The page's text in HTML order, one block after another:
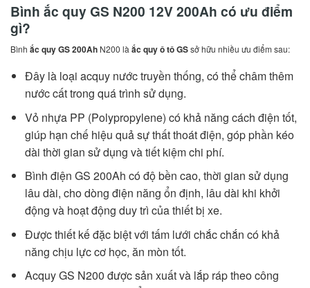
Bình ắc quy GS N200 12V 200Ah có ưu điểm
gì?
Bình ắc quy GS 200Ah N200 làắc quy ô tô GSsở hữu nhiều ưu điểm sau:
Đây là loại acquy nước truyền thống, có thể châm thêm
nước cất trong quá trình sử dụng.
Vỏ nhựa PP (Polypropylene) có khả năng cách điện tốt,
giúp hạn chế hiệu quả sự thất thoát điện, góp phần kéo
dài thời gian sử dụng và tiết kiệm chi phí.
Bình điện GS 200Ah có độ bền cao, thời gian sử dụng
lâu dài, cho dòng điện năng ổn định, lâu dài khi khởi
động và hoạt động duy trì của thiết bị xe.
Được thiết kế đặc biệt với tấm lưới chắc chắn có khả
năng chịu lực cơ học, ăn mòn tốt.
Acquy GS N200 được sản xuất và lắp ráp theo công